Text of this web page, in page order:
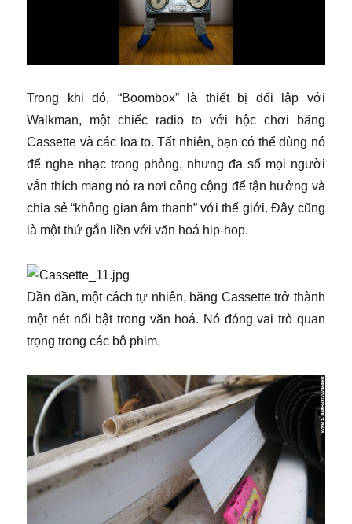
Trong khi đó, “Boombox” là thiết bị đối lập với
Walkman, một chiếc radio to với hộc chơi băng
Cassette và các loa to. Tất nhiên, bạn có thể dùng nó
để nghe nhạc trong phòng, nhưng đa số mọi người
vẫn thích mang nó ra nơi công cộng để tận hưởng và
chia sẻ “không gian âm thanh” với thế giới. Đây cũng
là một thứ gắn liền với văn hoá hip-hop.
Dần dần, một cách tự nhiên, băng Cassette trở thành
một nét nổi bật trong văn hoá. Nó đóng vai trò quan
trọng trong các bộ phim.